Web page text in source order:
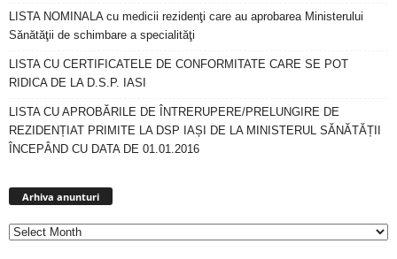
LISTA NOMINALA cu medicii rezidenţi care au aprobarea Ministerului
Sănătăţii de schimbare a specialităţi
LISTA CU CERTIFICATELE DE CONFORMITATE CARE SE POT
RIDICA DE LA D.S.P. IASI
LISTA CU APROBĂRILE DE ÎNTRERUPERE/PRELUNGIRE DE
REZIDENȚIAT PRIMITE LA DSP IAȘI DE LA MINISTERUL SĂNĂTĂȚII
ÎNCEPÂND CU DATA DE 01.01.2016
Arhiva anunturi